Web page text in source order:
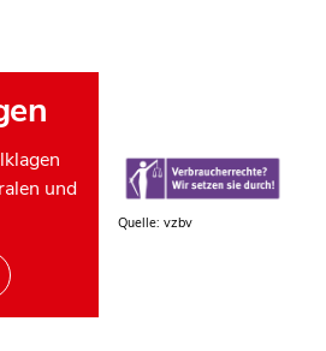
und
Quelle: vzbv